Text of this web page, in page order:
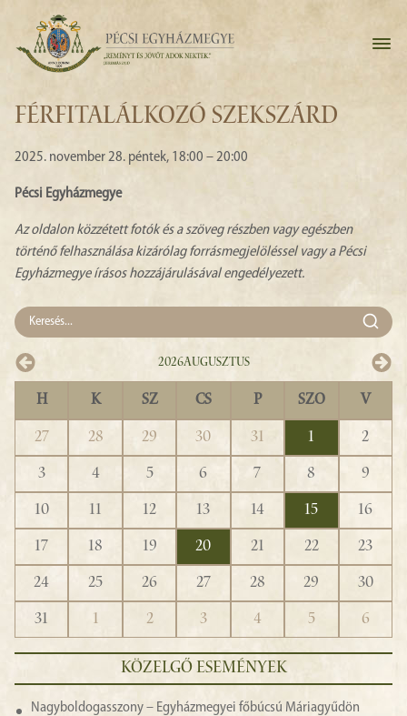
FÉRFITALÁLKOZÓ SZEKSZÁRD
2025. november 28. péntek, 18:00 – 20:00
Pécsi Egyházmegye
Az oldalon közzétett fotók és a szöveg részben vagy egészben
történő felhasználása kizárólag forrásmegjelöléssel vagy a Pécsi
Egyházmegye írásos hozzájárulásával engedélyezett.
2026Augusztus
H K SZ CS P SZO V
27 28 29 30 31 1
2
3
4 5 6 7 8
9
10
11 12 13 14 15
16
17
18 19 20 21 22
23
24
25 26 27 28 29
30
31
1 2 3 4 5 6
KÖZELGŐ ESEMÉNYEK
Nagyboldogasszony – Egyházmegyei főbúcsú Máriagyűdön